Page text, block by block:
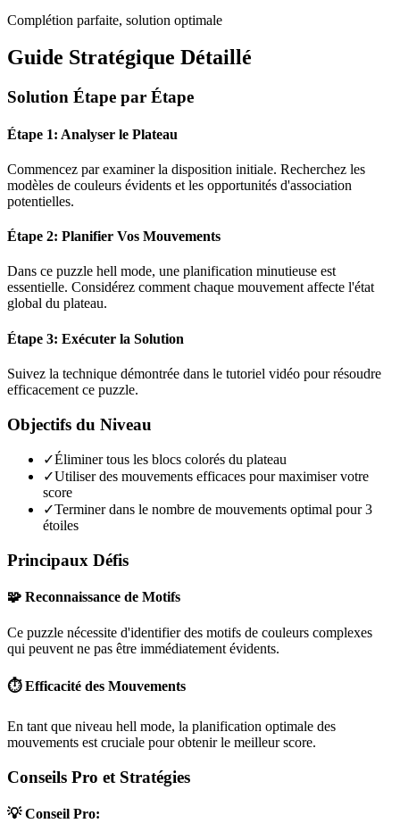
Complétion parfaite, solution optimale
Guide Stratégique Détaillé
Solution Étape par Étape
Étape 1: Analyser le Plateau
Commencez par examiner la disposition initiale. Recherchez les
modèles de couleurs évidents et les opportunités d'association
potentielles.
Étape 2: Planifier Vos Mouvements
Dans ce puzzle hell mode, une planification minutieuse est
essentielle. Considérez comment chaque mouvement affecte l'état
global du plateau.
Étape 3: Exécuter la Solution
Suivez la technique démontrée dans le tutoriel vidéo pour résoudre
efficacement ce puzzle.
Objectifs du Niveau
✓Éliminer tous les blocs colorés du plateau
✓Utiliser des mouvements efficaces pour maximiser votre
score
✓Terminer dans le nombre de mouvements optimal pour 3
étoiles
Principaux Défis
🧩 Reconnaissance de Motifs
Ce puzzle nécessite d'identifier des motifs de couleurs complexes
qui peuvent ne pas être immédiatement évidents.
⏱️ Efficacité des Mouvements
En tant que niveau hell mode, la planification optimale des
mouvements est cruciale pour obtenir le meilleur score.
Conseils Pro et Stratégies
💡 Conseil Pro: